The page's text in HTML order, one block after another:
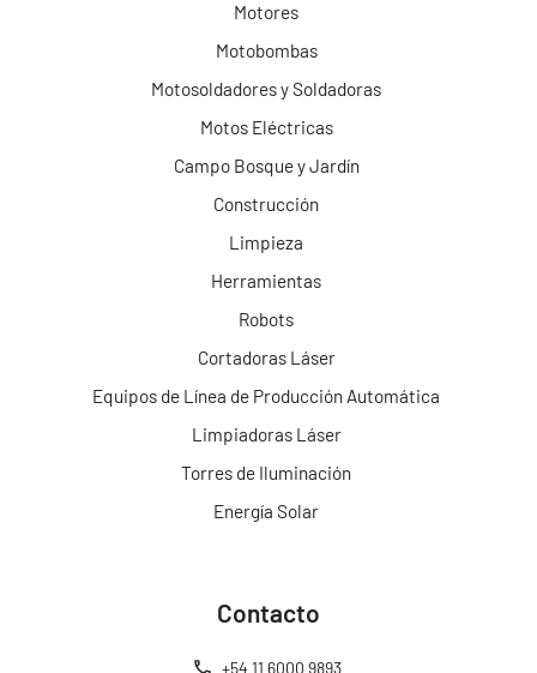
Motores
Motobombas
Motosoldadores y Soldadoras
Motos Eléctricas
Campo Bosque y Jardín
Construcción
Limpieza
Herramientas
Robots
Cortadoras Láser
Equipos de Línea de Producción Automática
Limpiadoras Láser
Torres de Iluminación
Energía Solar
Contacto
+54 11 6000 9893